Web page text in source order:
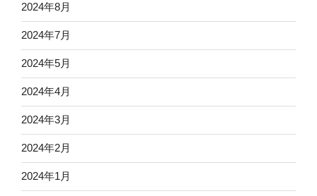
2024年8月
2024年7月
2024年5月
2024年4月
2024年3月
2024年2月
2024年1月